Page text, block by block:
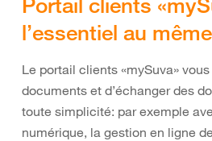
l’essentiel au
Le portail clients «mySuva»
documents et d’échanger des
toute simplicité: par exemple
numérique, la gestion en ligne